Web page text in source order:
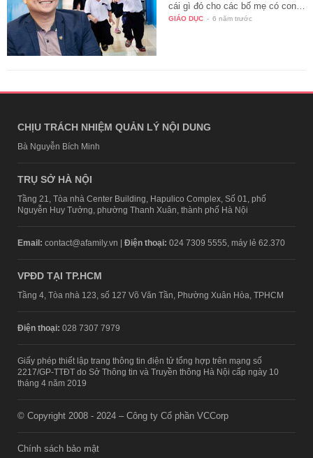
cái gì đó cho các bố mẹ có con…
GIÁO DỤC - 6 năm trước
CHỊU TRÁCH NHIỆM QUẢN LÝ NỘI DUNG
Bà Nguyễn Bích Minh
TRỤ SỞ HÀ NỘI
Tầng 21, Tòa nhà Center Building, Hapulico Complex, Số 01, phố
Nguyễn Huy Tưởng, phường Thanh Xuân, thành phố Hà Nội
Email: contact@afamily.vn | Điện thoại: 024 7309 5555, máy lẻ 62.370
VPĐD TẠI TP.HCM
Tầng 4, Tòa nhà 123, số 127 Võ Văn Tần, Phường Xuân Hòa, TPHCM
Điện thoại: 028 7307 7979
Giấy phép thiết lập trang thông tin điện tử tổng hợp trên mạng số
2217/GP-TTĐT do Sở Thông tin và Truyền thông Hà Nội cấp ngày 10
tháng 4 năm 2019
© Copyright 2008 - 2024 – Công ty Cổ phần VCCorp
Chính sách bảo mật